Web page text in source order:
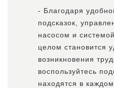
- Благодаря
подсказок,
насосом и
целом становится
возникновения
воспользуйтесь
находятся в